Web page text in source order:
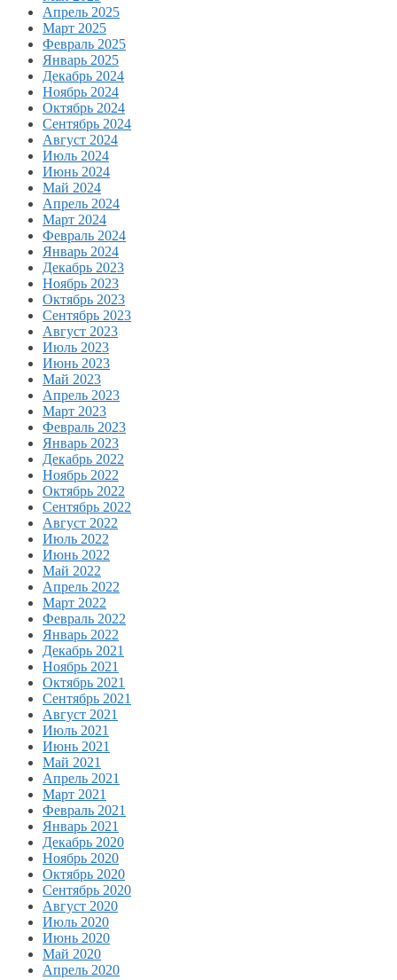
Апрель 2025
Март 2025
Февраль 2025
Январь 2025
Декабрь 2024
Ноябрь 2024
Октябрь 2024
Сентябрь 2024
Август 2024
Июль 2024
Июнь 2024
Май 2024
Апрель 2024
Март 2024
Февраль 2024
Январь 2024
Декабрь 2023
Ноябрь 2023
Октябрь 2023
Сентябрь 2023
Август 2023
Июль 2023
Июнь 2023
Май 2023
Апрель 2023
Март 2023
Февраль 2023
Январь 2023
Декабрь 2022
Ноябрь 2022
Октябрь 2022
Сентябрь 2022
Август 2022
Июль 2022
Июнь 2022
Май 2022
Апрель 2022
Март 2022
Февраль 2022
Январь 2022
Декабрь 2021
Ноябрь 2021
Октябрь 2021
Сентябрь 2021
Август 2021
Июль 2021
Июнь 2021
Май 2021
Апрель 2021
Март 2021
Февраль 2021
Январь 2021
Декабрь 2020
Ноябрь 2020
Октябрь 2020
Сентябрь 2020
Август 2020
Июль 2020
Июнь 2020
Май 2020
Апрель 2020